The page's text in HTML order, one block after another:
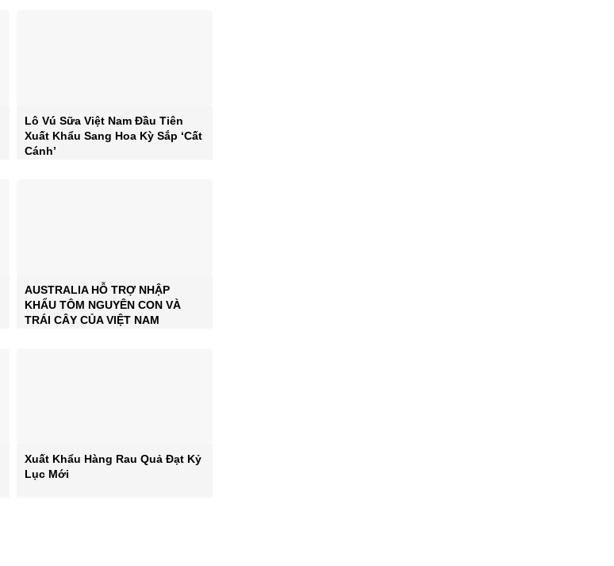
Lô Vú Sữa Việt Nam Đầu Tiên
Xuất Khẩu Sang Hoa Kỳ Sắp ‘cất
Cánh’
AUSTRALIA HỖ TRỢ NHẬP
KHẨU TÔM NGUYÊN CON VÀ
TRÁI CÂY CỦA VIỆT NAM
Xuất Khẩu Hàng Rau Quả Đạt Kỷ
Lục Mới